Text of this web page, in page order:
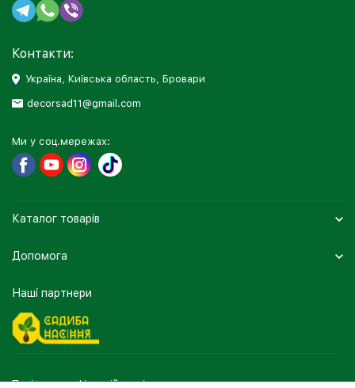
Контакти:
Україна, Київська область, Бровари
decorsad11@gmail.com
Ми у соц.мережах:
Каталог товарів
Допомога
Наші партнери
Політика конфіденційності